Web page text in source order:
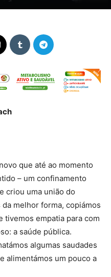
que até ao momento
– um confinamento
criou uma união do
melhor forma, copiámos
tivemos empatia para com
a saúde pública.
algumas saudades
alimentámos um pouco a